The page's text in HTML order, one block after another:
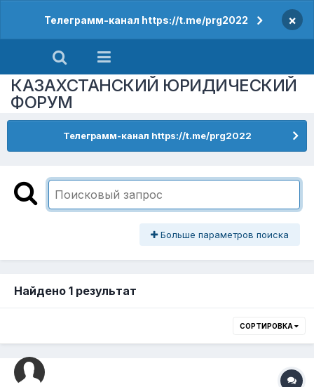
Телеграмм-канал https://t.me/prg2022 ×
КАЗАХСТАНСКИЙ ЮРИДИЧЕСКИЙ
ФОРУМ
Телеграмм-канал https://t.me/prg2022
Больше параметров поиска
Найдено 1 результат
СОРТИРОВКА